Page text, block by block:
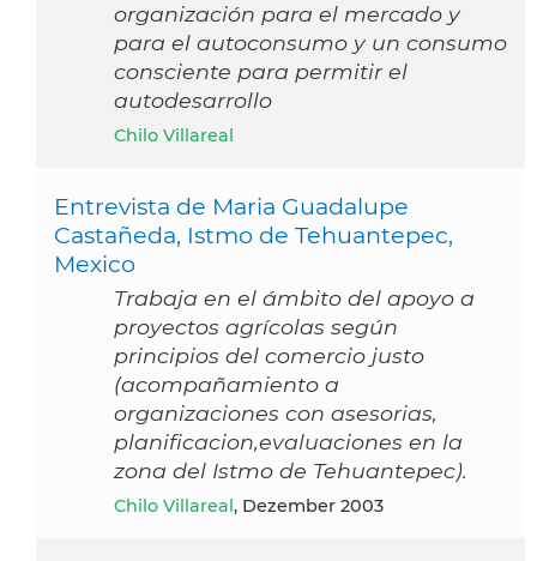
organización para el mercado y
para el autoconsumo y un consumo
consciente para permitir el
autodesarrollo
Chilo Villareal
Entrevista de Maria Guadalupe
Castañeda, Istmo de Tehuantepec,
Mexico
Trabaja en el ámbito del apoyo a
proyectos agrícolas según
principios del comercio justo
(acompañamiento a
organizaciones con asesorias,
planificacion,evaluaciones en la
zona del Istmo de Tehuantepec).
Chilo Villareal, Dezember 2003